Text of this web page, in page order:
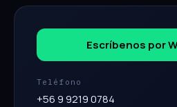
Escríbenos por
Teléfono
+56 9 9219 0784